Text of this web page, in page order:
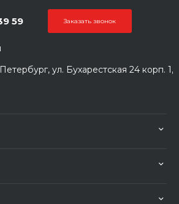
59 Заказать звонок
ул. Бухарестская 24 корп. 1,